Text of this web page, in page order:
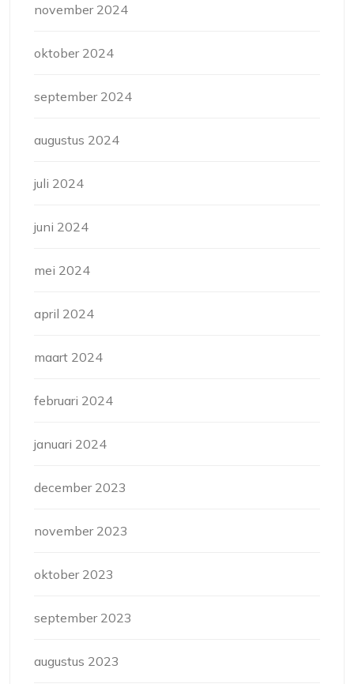
november 2024
oktober 2024
september 2024
augustus 2024
juli 2024
juni 2024
mei 2024
april 2024
maart 2024
februari 2024
januari 2024
december 2023
november 2023
oktober 2023
september 2023
augustus 2023